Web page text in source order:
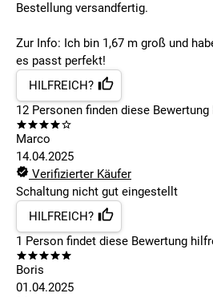
Bestellung versandfertig.
Zur Info: Ich bin 1,67 m groß und
es passt perfekt!
HILFREICH?
12 Personen finden diese
Marco
14.04.2025
Verifizierter Käufer
Schaltung nicht gut eingestellt
HILFREICH?
1 Person findet diese Bewertung
Boris
01.04.2025